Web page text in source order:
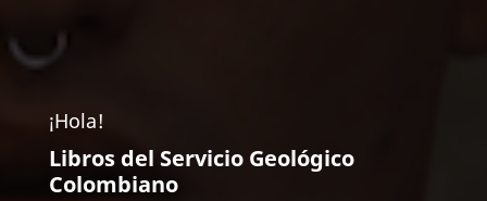
¡Hola!
Libros del Servicio Geológico
Colombiano